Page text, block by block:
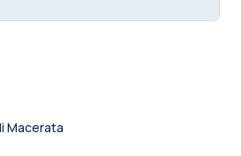
Macerata